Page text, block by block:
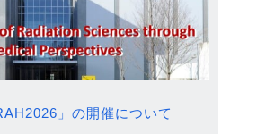
」の開催について